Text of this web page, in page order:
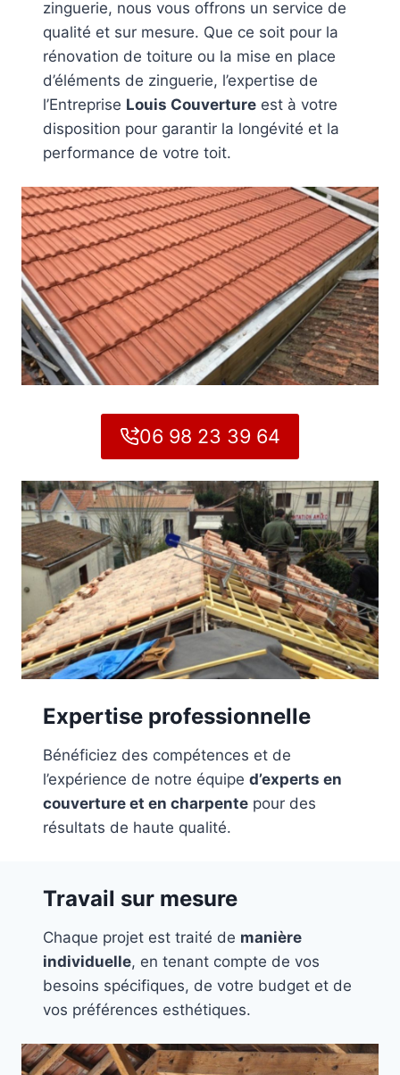
zinguerie, nous vous offrons un service de
qualité et sur mesure. Que ce soit pour la
rénovation de toiture ou la mise en place
d’éléments de zinguerie, l’expertise de
l’Entreprise Louis Couverture est à votre
disposition pour garantir la longévité et la
performance de votre toit.
06 98 23 39 64
Expertise professionnelle
Bénéficiez des compétences et de
l’expérience de notre équipe d’experts en
couverture et en charpente pour des
résultats de haute qualité.
Travail sur mesure
Chaque projet est traité de manière
individuelle, en tenant compte de vos
besoins spécifiques, de votre budget et de
vos préférences esthétiques.